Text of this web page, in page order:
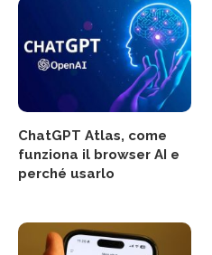
ChatGPT Atlas, come
funziona il browser AI e
perché usarlo